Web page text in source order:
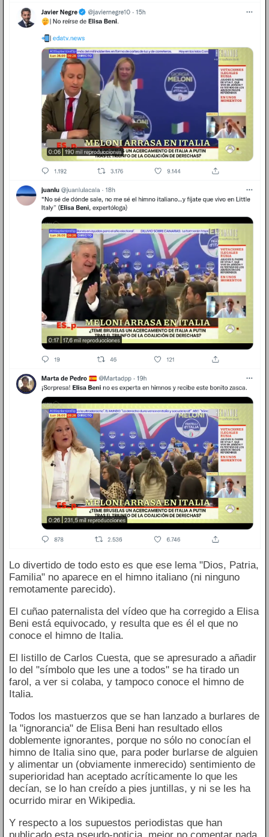
Lo divertido de todo esto es que ese lema "Dios, Patria,
Familia" no aparece en el himno italiano (ni ninguno
remotamente parecido).
El cuñao paternalista del vídeo que ha corregido a Elisa
Beni está equivocado, y resulta que es él el que no
conoce el himno de Italia.
El listillo de Carlos Cuesta, que se apresurado a añadir
lo del "símbolo que les une a todos" se ha tirado un
farol, a ver si colaba, y tampoco conoce el himno de
Italia.
Todos los mastuerzos que se han lanzado a burlares de
la "ignorancia" de Elisa Beni han resultado ellos
doblemente ignorantes, porque no sólo no conocían el
himno de Italia sino que, para poder burlarse de alguien
y alimentar un (obviamente inmerecido) sentimiento de
superioridad han aceptado acríticamente lo que les
decían, se lo han creído a pies juntillas, y ni se les ha
ocurrido mirar en Wikipedia.
Y respecto a los supuestos periodistas que han